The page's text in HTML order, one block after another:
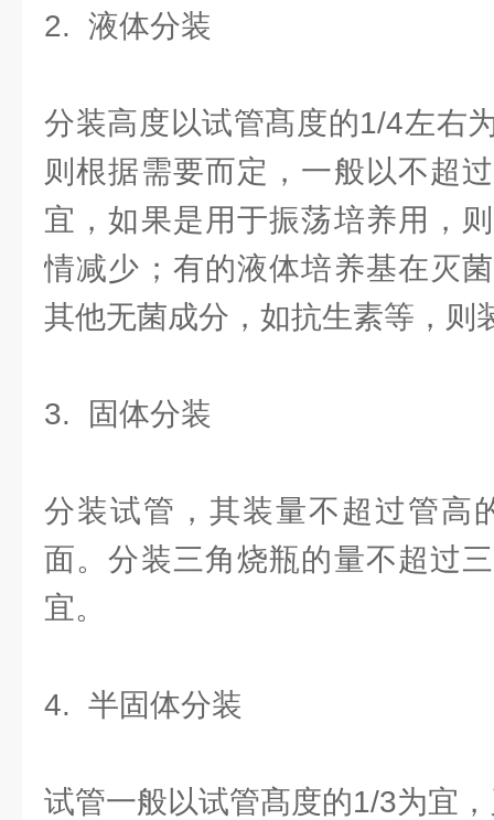
2. 液体分装
分装高度以试管髙度的1/4左右
则根据需要而定，一般以不超
宜，如果是用于振荡培养用，
情减少；有的液体培养基在灭
其他无菌成分，如抗生素等，则
3. 固体分装
分装试管，其装量不超过管高
面。分装三角烧瓶的量不超过
宜。
4. 半固体分装
试管一般以试管髙度的1/3为宜